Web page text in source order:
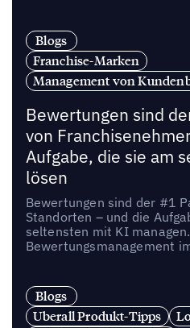
Blogs
Franchise-Marken
Management von
Bewertungen sind
von
Aufgabe, die sie am
lösen
Bewertungen sind der #1
Standorten – und die
seltensten mit KI
Bewertungsmanagement
Blogs
Uberall Produkt-Tipps